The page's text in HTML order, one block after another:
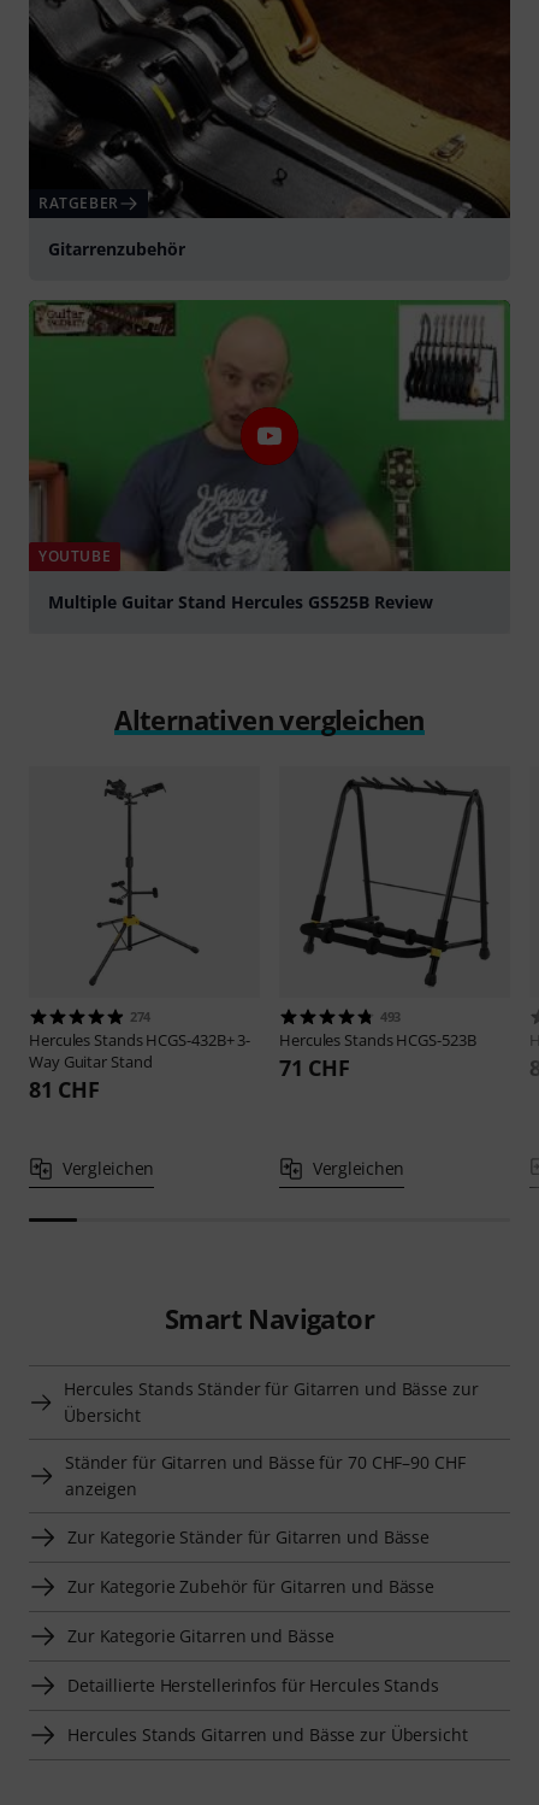
RATGEBER
Gitarrenzubehör
YOUTUBE
Multiple Guitar Stand Hercules GS525B Review
Alternativen vergleichen
274
Hercules StandsHCGS-432B+ 3-
Way Guitar Stand
81 CHF
Vergleichen
493
Hercules StandsHCGS-523B
71 CHF
Vergleichen
Smart Navigator
Hercules Stands Ständer für Gitarren und Bässe zur
Übersicht
Ständer für Gitarren und Bässe für 70 CHF–90 CHF
anzeigen
Zur Kategorie Ständer für Gitarren und Bässe
Zur Kategorie Zubehör für Gitarren und Bässe
Zur Kategorie Gitarren und Bässe
Detaillierte Herstellerinfos für Hercules Stands
Hercules Stands Gitarren und Bässe zur Übersicht